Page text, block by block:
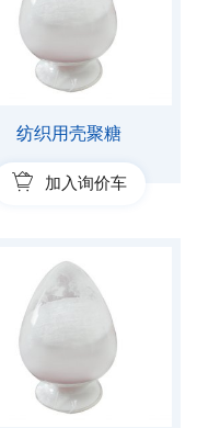
纺织用壳聚糖
加入询价车